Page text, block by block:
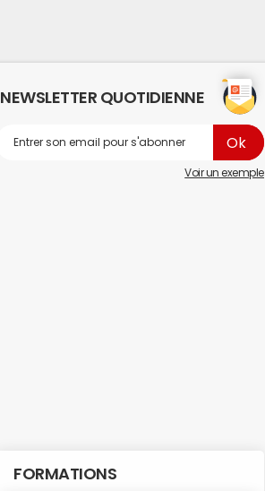
NEWSLETTER QUOTIDIENNE
Voir un exemple
FORMATIONS